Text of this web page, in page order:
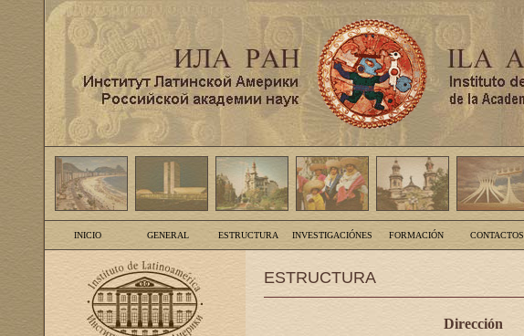
INICIO GENERAL ESTRUCTURA INVESTIGACIÓNES FORMACIÓN CONTACTOS
ESTRUCTURA
Dirección